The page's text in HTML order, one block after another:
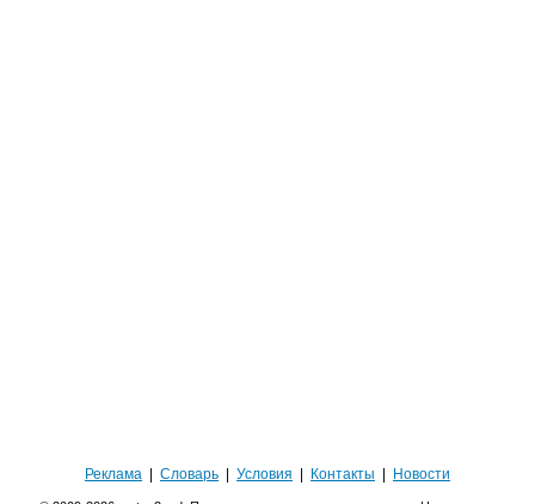
Реклама Словарь Условия Контакты Новости